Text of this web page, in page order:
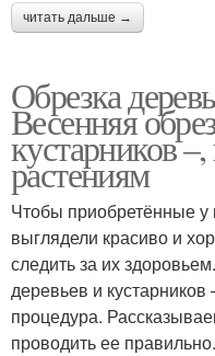
читать дальше →
Обрезка
Весенняя
кустарников
растениям
Чтобы приобретённые
выглядели красиво и
следить за их
деревьев и
процедура.
проводить ее правильно.